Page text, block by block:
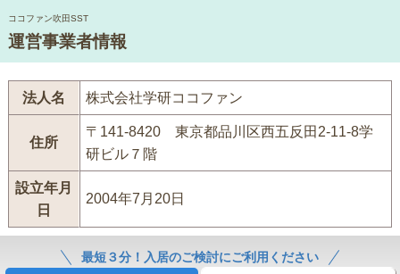
ココファン吹田SST
運営事業者情報
法人名 株式会社学研ココファン
住所
〒141-8420 東京都品川区西五反田2-11-8学
研ビル７階
設立年月
日
2004年7月20日
最短３分！入居のご検討にご利用ください